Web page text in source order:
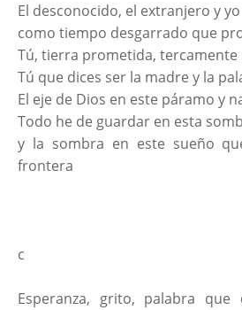
El desconocido, el extranjero y
como tiempo desgarrado que
Tú, tierra prometida, tercamente
Tú que dices ser la madre y la
El eje de Dios en este páramo y
Todo he de guardar en esta
y la sombra en este sueño
frontera
c
Esperanza, grito, palabra que